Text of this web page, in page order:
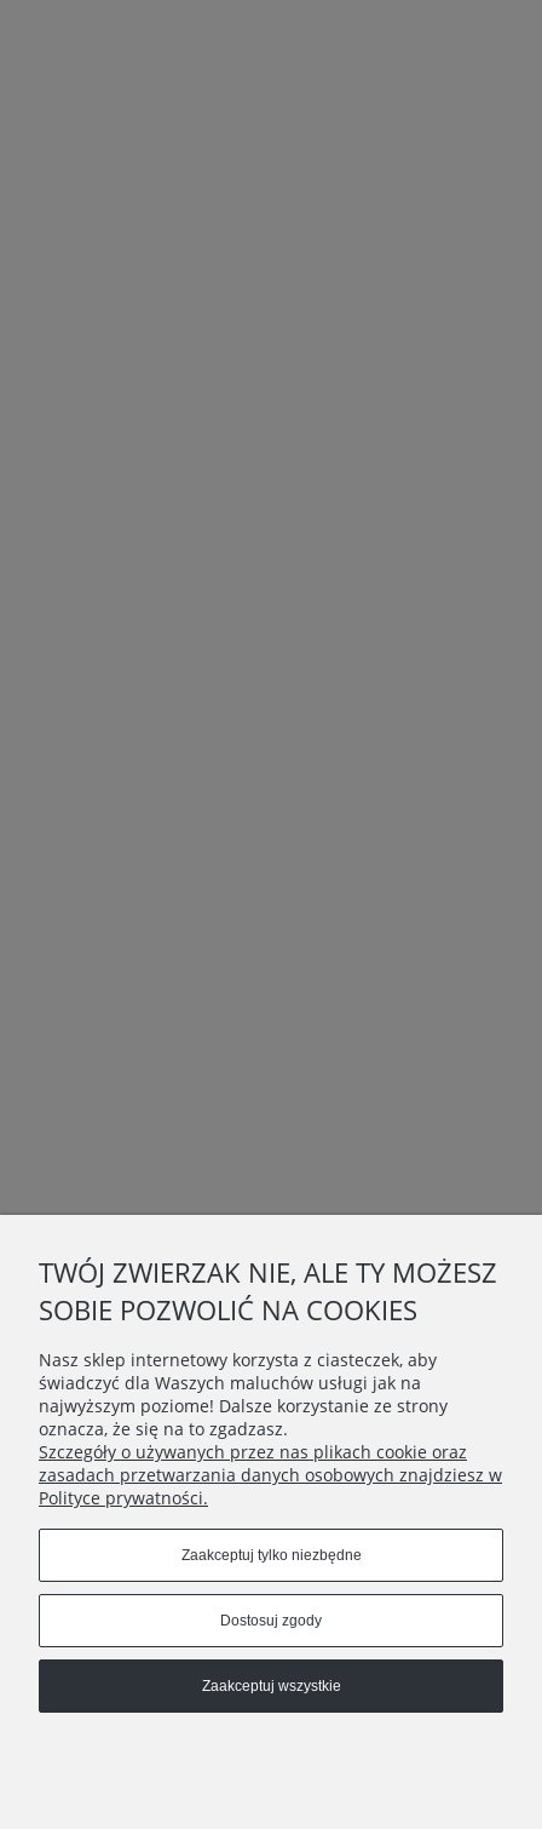
TWÓJ ZWIERZAK NIE, ALE TY MOŻESZ
SOBIE POZWOLIĆ NA COOKIES
Nasz sklep internetowy korzysta z ciasteczek, aby
świadczyć dla Waszych maluchów usługi jak na
najwyższym poziome! Dalsze korzystanie ze strony
oznacza, że się na to zgadzasz.
Szczegóły o używanych przez nas plikach cookie oraz
zasadach przetwarzania danych osobowych znajdziesz w
Polityce prywatności.
Zaakceptuj tylko niezbędne
Dostosuj zgody
Zaakceptuj wszystkie